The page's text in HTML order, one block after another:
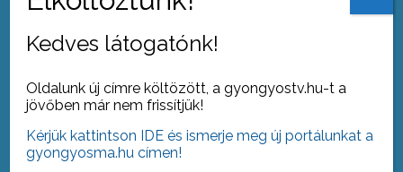
Az Alma Projekt keretein belül
ismerkedhettek meg az egészséges
életmóddal az alsó tagozatos diákok
a Kálváriaparti Általános Iskolában
Kedves látogatónk!
Oldalunk új címre költözött, a gyongyostv.hu-t a
jövőben már nem frissítjük!
Kérjük kattintson IDE és ismerje meg új portálunkat a
gyongyosma.hu címen!